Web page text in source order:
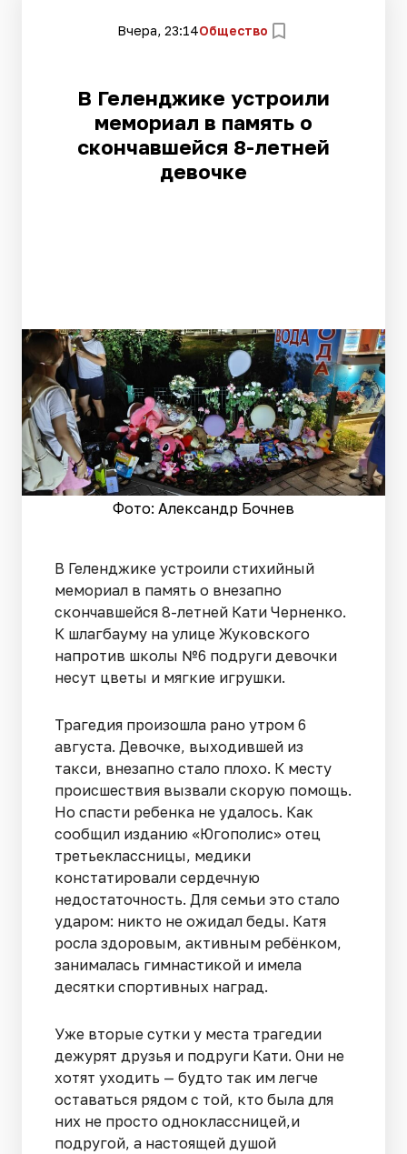
Вчера, 23:14Общество
В Геленджике устроили
мемориал в память о
скончавшейся 8-летней
девочке
Фото: Александр Бочнев
В Геленджике устроили стихийный
мемориал в память о внезапно
скончавшейся 8-летней Кати Черненко.
К шлагбауму на улице Жуковского
напротив школы №6 подруги девочки
несут цветы и мягкие игрушки.
Трагедия произошла рано утром 6
августа. Девочке, выходившей из
такси, внезапно стало плохо. К месту
происшествия вызвали скорую помощь.
Но спасти ребенка не удалось. Как
сообщил изданию «Югополис» отец
третьеклассницы, медики
констатировали сердечную
недостаточность. Для семьи это стало
ударом: никто не ожидал беды. Катя
росла здоровым, активным ребёнком,
занималась гимнастикой и имела
десятки спортивных наград.
Уже вторые сутки у места трагедии
дежурят друзья и подруги Кати. Они не
хотят уходить — будто так им легче
оставаться рядом с той, кто была для
них не просто одноклассницей,и
подругой, а настоящей душой